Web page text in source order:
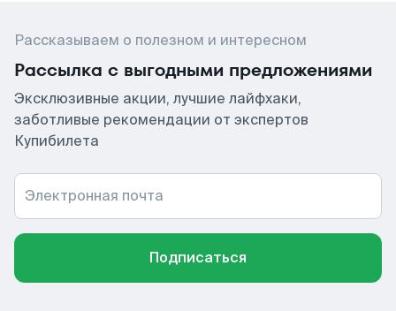
Рассказываем о полезном и интересном
Рассылка с выгодными предложениями
Эксклюзивные акции, лучшие лайфхаки,
заботливые рекомендации от экспертов
Купибилета
Электронная почта
Подписаться